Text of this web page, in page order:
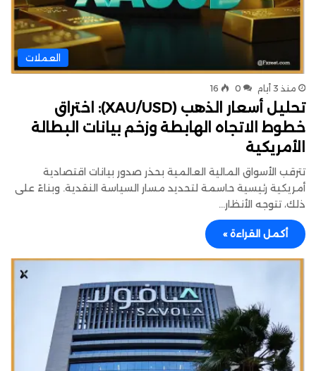
العملات
منذ 3 أيام 0
16
تحليل أسعار الذهب (XAU/USD): اختراق
خطوط الاتجاه الهابطة وزخم بيانات البطالة
الأمريكية
تترقب الأسواق المالية العالمية بحذر صدور بيانات اقتصادية
أمريكية رئيسية حاسمة لتحديد مسار السياسة النقدية. وبناءً على
ذلك، تتوجه الأنظار…
أكمل القراءة »